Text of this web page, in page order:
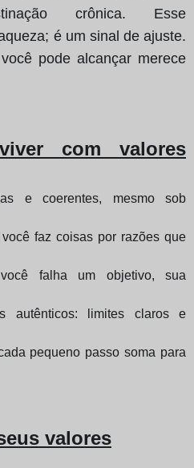
crônica. Esse
é um sinal de ajuste.
pode alcançar merece
com valores
e coerentes, mesmo sob
faz coisas por razões que
falha um objetivo, sua
autênticos: limites claros e
pequeno passo soma para
valores